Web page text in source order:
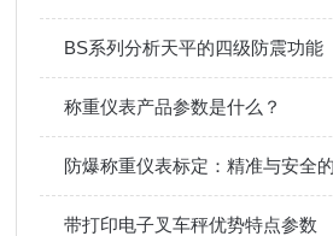
BS系列分析天平的四级防震功能
称重仪表产品参数是什么？
防爆称重仪表标定：精准与安全
带打印电子叉车秤优势特点参数